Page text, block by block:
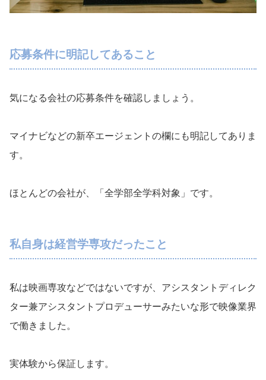
応募条件に明記してあること
気になる会社の応募条件を確認しましょう。
マイナビなどの新卒エージェントの欄にも明記してありま
す。
ほとんどの会社が、「全学部全学科対象」です。
私自身は経営学専攻だったこと
私は映画専攻などではないですが、アシスタントディレク
ター兼アシスタントプロデューサーみたいな形で映像業界
で働きました。
実体験から保証します。